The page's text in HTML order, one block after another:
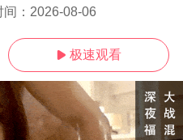
： 2026-08-06
 极速观看